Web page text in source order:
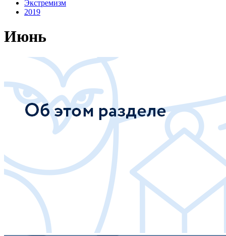
Экстремизм
2019
Июнь